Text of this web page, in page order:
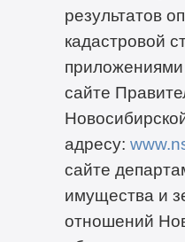
результатов
кадастровой
сайте
адресу:
сайте
имущества и
отношений